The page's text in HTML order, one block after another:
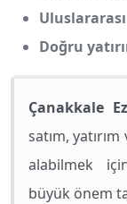
Doğru
Çanakkale
satım,
alabilmek
büyük önem